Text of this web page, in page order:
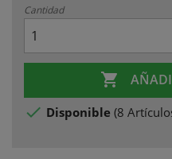
Cantidad

 Disponible (8